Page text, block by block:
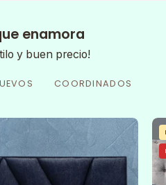
enamora
y buen precio!
COORDINADOS
Cobertor
Flannel
Con
Borrega